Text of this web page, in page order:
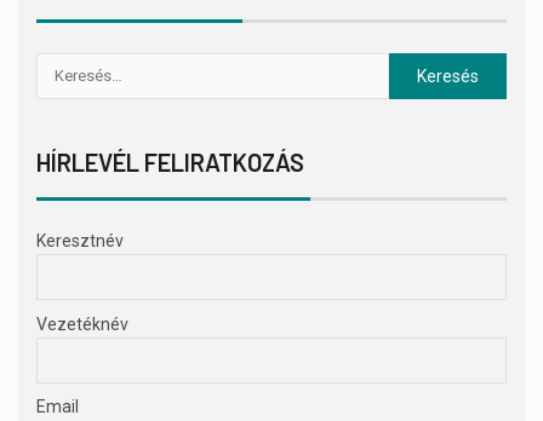
HÍRLEVÉL FELIRATKOZÁS
Keresztnév
Vezetéknév
Email